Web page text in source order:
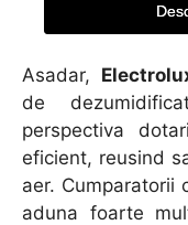
Asadar,
de
perspectiva
eficient, reusind
aer. Cumparatorii
aduna foarte